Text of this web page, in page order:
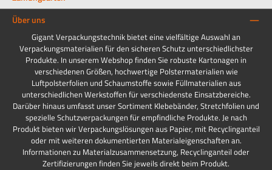
Über uns
Gigant Verpackungstechnik bietet eine vielfältige Auswahl an
Verpackungsmaterialien für den sicheren Schutz unterschiedlichster
Produkte. In unserem Webshop finden Sie robuste Kartonagen in
verschiedenen Größen, hochwertige Polstermaterialien wie
Luftpolsterfolien und Schaumstoffe sowie Füllmaterialien aus
unterschiedlichen Werkstoffen für verschiedenste Einsatzbereiche.
Darüber hinaus umfasst unser Sortiment Klebebänder, Stretchfolien und
spezielle Schutzverpackungen für empfindliche Produkte. Je nach
Produkt bieten wir Verpackungslösungen aus Papier, mit Recyclinganteil
oder mit weiteren dokumentierten Materialeigenschaften an.
Informationen zu Materialzusammensetzung, Recyclinganteil oder
Zertifizierungen finden Sie jeweils direkt beim Produkt.